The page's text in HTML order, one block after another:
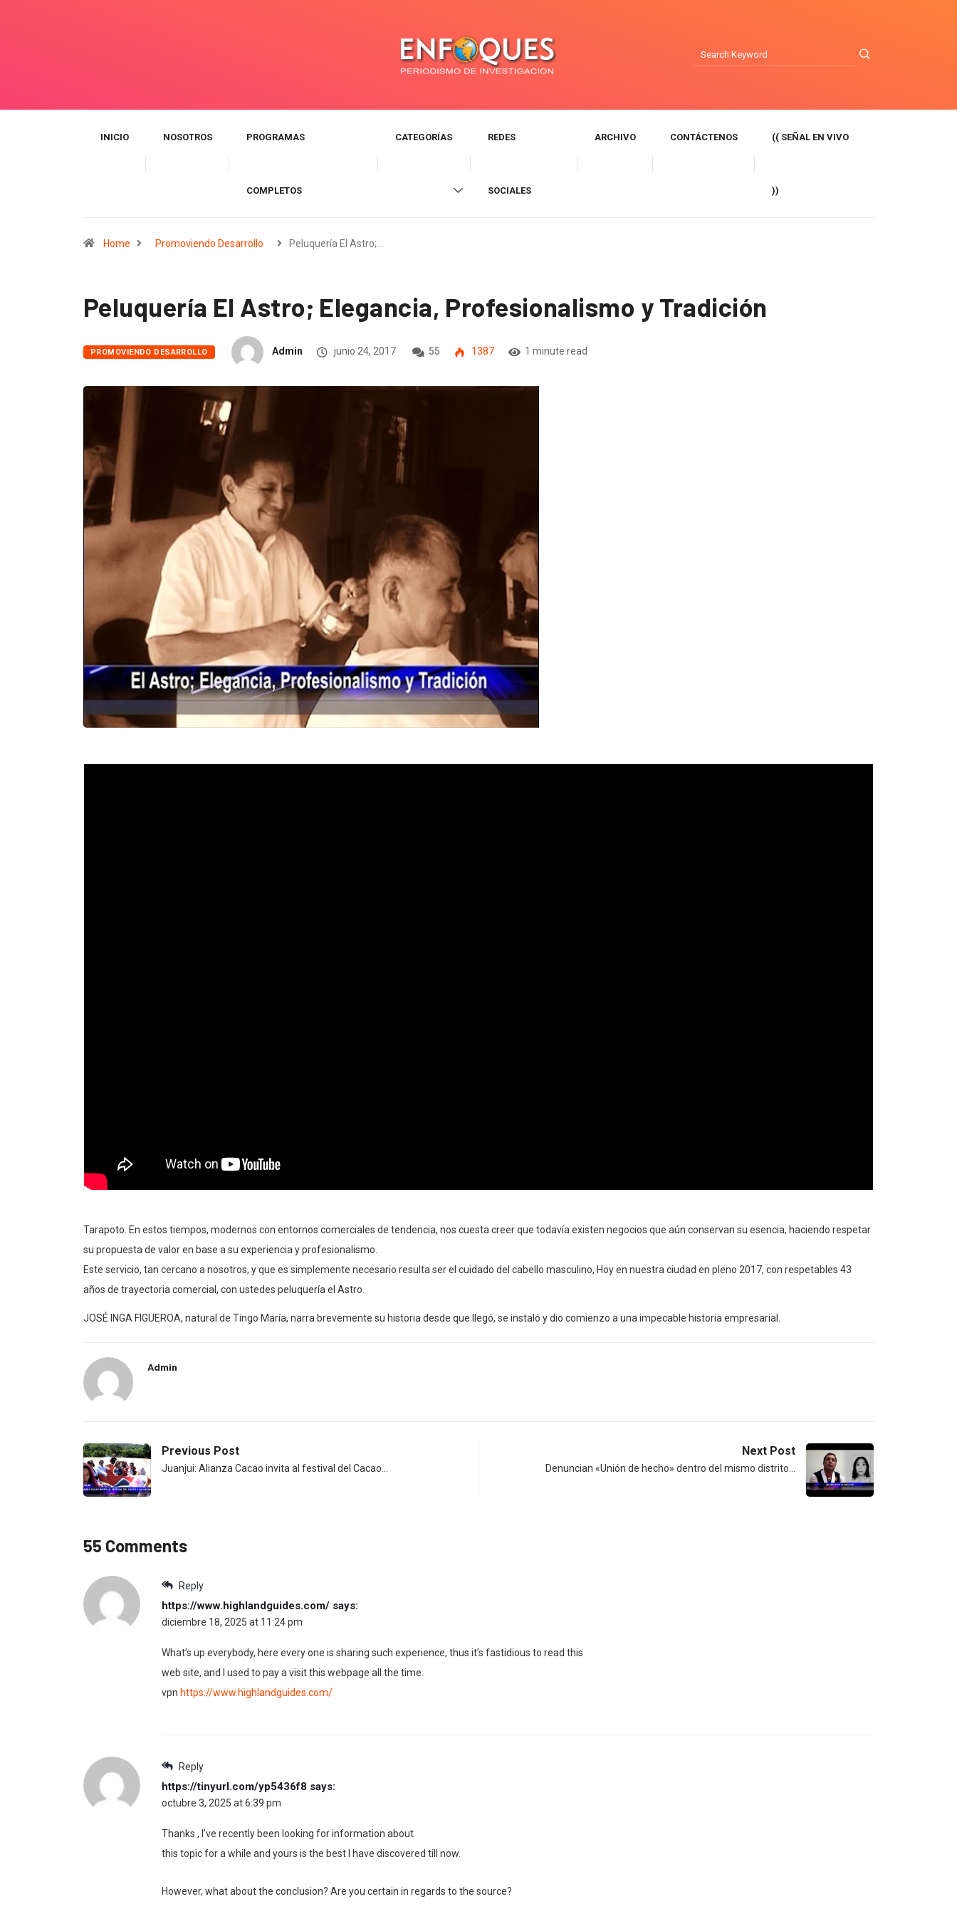
INICIO NOSOTROS PROGRAMAS
COMPLETOS
CATEGORÍAS REDES
SOCIALES
ARCHIVO CONTÁCTENOS (( SEÑAL EN VIVO
))
Home Promoviendo Desarrollo Peluquería El Astro;…
Peluquería El Astro; Elegancia, Profesionalismo y Tradición
PROMOVIENDO DESARROLLO Admin junio 24, 2017 55 1387 1 minute read
Tarapoto. En estos tiempos, modernos con entornos comerciales de tendencia, nos cuesta creer que todavía existen negocios que aún conservan su esencia, haciendo respetar
su propuesta de valor en base a su experiencia y profesionalismo.
Este servicio, tan cercano a nosotros, y que es simplemente necesario resulta ser el cuidado del cabello masculino, Hoy en nuestra ciudad en pleno 2017, con respetables 43
años de trayectoria comercial, con ustedes peluquería el Astro.
JOSÉ INGA FIGUEROA, natural de Tingo María, narra brevemente su historia desde que llegó, se instaló y dio comienzo a una impecable historia empresarial.
Admin
Previous Post
Juanjui: Alianza Cacao invita al festival del Cacao…
Next Post
Denuncian «Unión de hecho» dentro del mismo distrito…
55 Comments
Reply
https://www.highlandguides.com/ says:
diciembre 18, 2025 at 11:24 pm
What’s up everybody, here every one is sharing such experience, thus it’s fastidious to read this
web site, and I used to pay a visit this webpage all the time.
vpn https://www.highlandguides.com/
Reply
https://tinyurl.com/yp5436f8 says:
octubre 3, 2025 at 6:39 pm
Thanks , I’ve recently been looking for information about
this topic for a while and yours is the best I have discovered till now.
However, what about the conclusion? Are you certain in regards to the source?